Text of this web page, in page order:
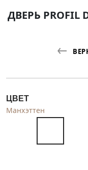
ДВЕРЬ PROFIL
ЦВЕТ
Манхэттен